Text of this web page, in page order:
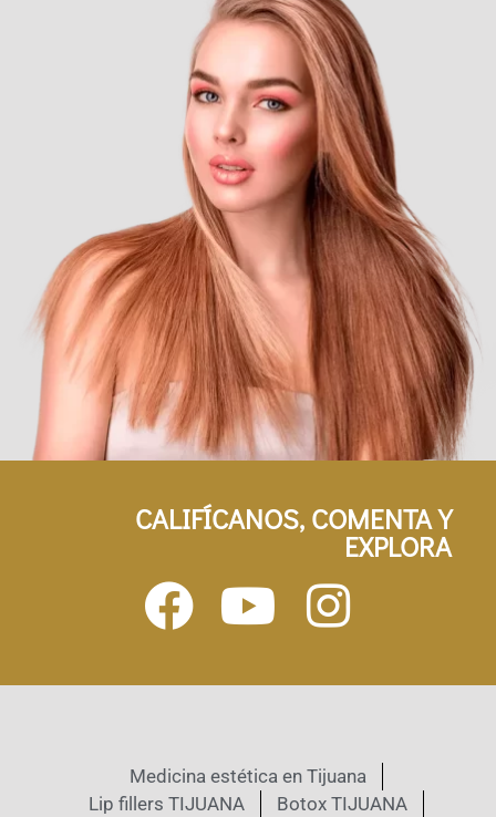
CALIFÍCANOS, COMENTA Y
EXPLORA
Medicina estética en Tijuana
Lip fillers TIJUANA
Botox TIJUANA